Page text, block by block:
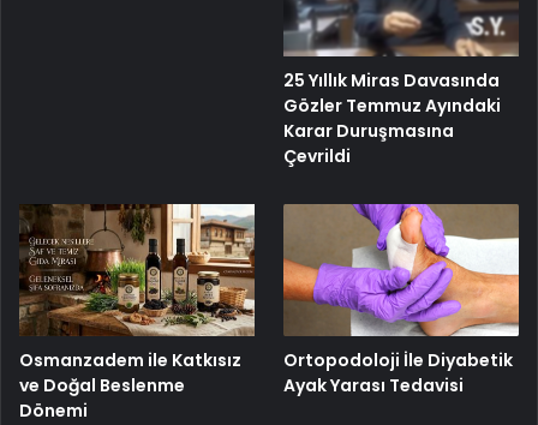
25 Yıllık Miras Davasında
Gözler Temmuz Ayındaki
Karar Duruşmasına
Çevrildi
Osmanzadem ile Katkısız
ve Doğal Beslenme
Dönemi
Ortopodoloji İle Diyabetik
Ayak Yarası Tedavisi